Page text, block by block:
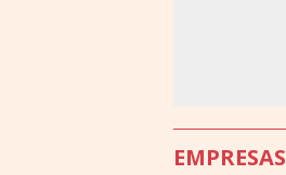
EMPRESAS